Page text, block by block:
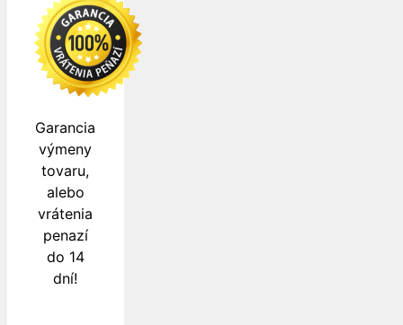
Garancia
výmeny
tovaru,
alebo
vrátenia
penazí
do 14
dní!